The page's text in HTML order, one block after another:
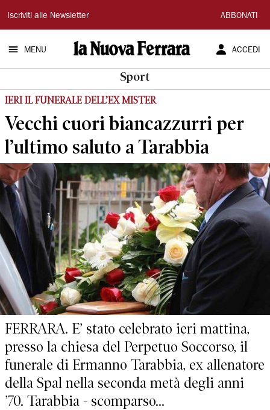
La
Nuova
Ferrara
Iscriviti alle Newsletter ABBONATI
MENU ACCEDI
Sport
IERI IL FUNERALE DELL’EX MISTER
Vecchi cuori biancazzurri per
l’ultimo saluto a Tarabbia
FERRARA. E’ stato celebrato ieri mattina,
presso la chiesa del Perpetuo Soccorso, il
funerale di Ermanno Tarabbia, ex allenatore
della Spal nella seconda metà degli anni
’70. Tarabbia - scomparso...